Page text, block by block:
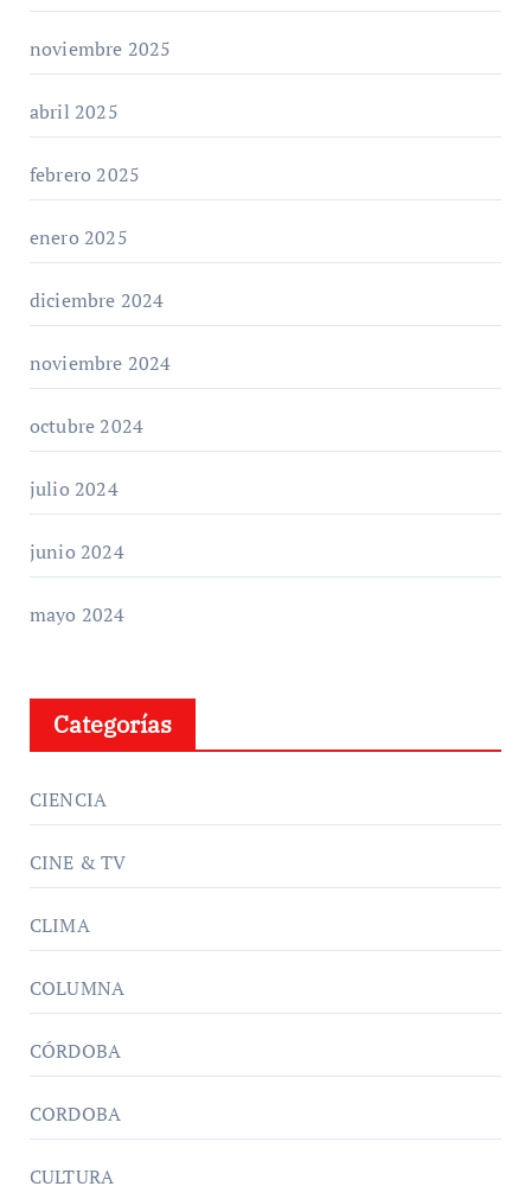
noviembre 2025
abril 2025
febrero 2025
enero 2025
diciembre 2024
noviembre 2024
octubre 2024
julio 2024
junio 2024
mayo 2024
Categorías
CIENCIA
CINE & TV
CLIMA
COLUMNA
CÓRDOBA
CORDOBA
CULTURA